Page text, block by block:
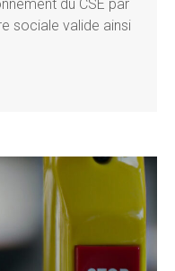
du CSE par
sociale valide ainsi